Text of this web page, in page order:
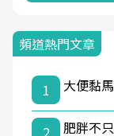
頻道熱門文章
1 大便黏
2
肥胖不